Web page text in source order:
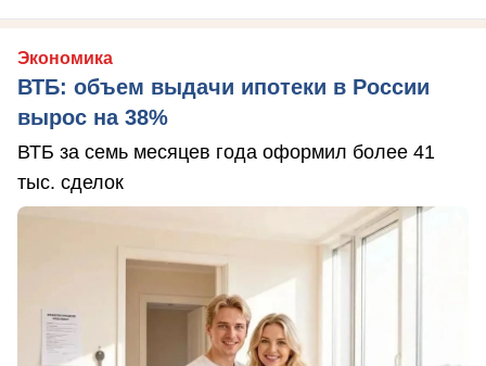
Экономика
ВТБ: объем выдачи ипотеки в России
вырос на 38%
ВТБ за семь месяцев года оформил более 41
тыс. сделок